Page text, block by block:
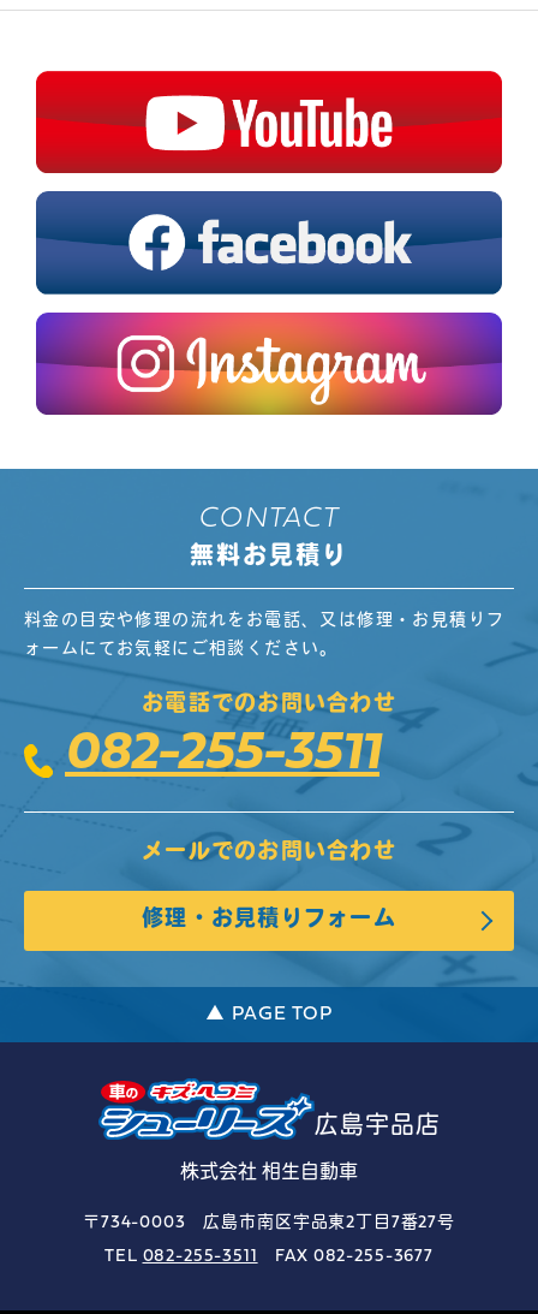
CONTACT
無料お見積り
料金の目安や修理の流れをお電話、又は修理・お見積りフ
ォームにてお気軽にご相談ください。
お電話でのお問い合わせ
082-255-3511
メールでのお問い合わせ
修理・お見積りフォーム
▲ PAGE TOP
広島宇品店
株式会社 相生自動車
〒734-0003 広島市南区宇品東2丁目7番27号
TEL 082-255-3511 FAX 082-255-3677